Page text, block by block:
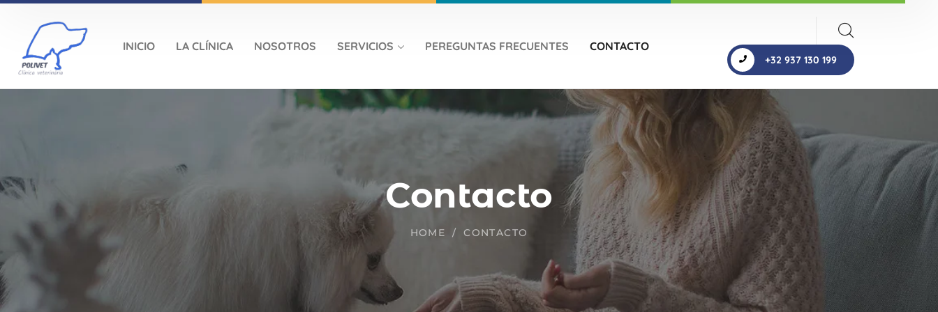
INICIO LA CLÍNICA NOSOTROS SERVICIOS PEREGUNTAS FRECUENTES CONTACTO
+32 937 130 199
HOME CONTACTO
Contacto